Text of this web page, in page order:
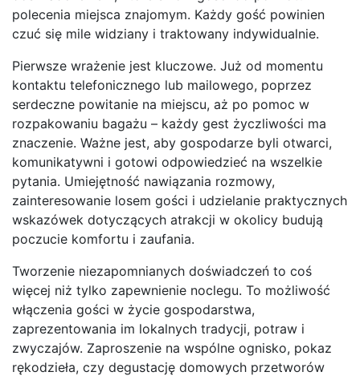
polecenia miejsca znajomym. Każdy gość powinien
czuć się mile widziany i traktowany indywidualnie.
Pierwsze wrażenie jest kluczowe. Już od momentu
kontaktu telefonicznego lub mailowego, poprzez
serdeczne powitanie na miejscu, aż po pomoc w
rozpakowaniu bagażu – każdy gest życzliwości ma
znaczenie. Ważne jest, aby gospodarze byli otwarci,
komunikatywni i gotowi odpowiedzieć na wszelkie
pytania. Umiejętność nawiązania rozmowy,
zainteresowanie losem gości i udzielanie praktycznych
wskazówek dotyczących atrakcji w okolicy budują
poczucie komfortu i zaufania.
Tworzenie niezapomnianych doświadczeń to coś
więcej niż tylko zapewnienie noclegu. To możliwość
włączenia gości w życie gospodarstwa,
zaprezentowania im lokalnych tradycji, potraw i
zwyczajów. Zaproszenie na wspólne ognisko, pokaz
rękodzieła, czy degustację domowych przetworów